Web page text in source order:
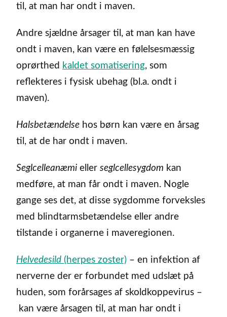
til, at man har ondt i maven.
Andre sjældne årsager til, at man kan have
ondt i maven, kan være en følelsesmæssig
oprørthed kaldet somatisering, som
reflekteres i fysisk ubehag (bl.a. ondt i
maven).
Halsbetændelse hos børn kan være en årsag
til, at de har ondt i maven.
Seglcelleanæmi eller seglcellesygdom kan
medføre, at man får ondt i maven. Nogle
gange ses det, at disse sygdomme forveksles
med blindtarmsbetændelse eller andre
tilstande i organerne i maveregionen.
Helvedesild (herpes zoster) – en infektion af
nerverne der er forbundet med udslæt på
huden, som forårsages af skoldkoppevirus –
kan være årsagen til, at man har ondt i